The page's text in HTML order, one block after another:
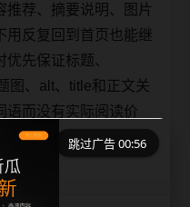
推荐、摘要说明、图片
用反复回到首页也能继
先保证标题、
图、alt、title和正文关
语而没有实际阅读价
跳过广告 00:56